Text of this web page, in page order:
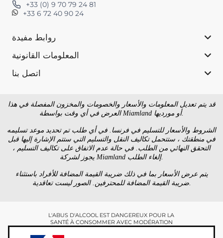
+33 (0) 9 70 79 24 81
+33 6 72 40 90 24
روابط مفيدة
المعلومات القانونية
اتصل بنا
قد يتم تعديل المعلومات والأسعار والخصومات والمخزون المفصلة في هذا
العرض في أي وقت بواسطة Miamland أو مورديها.
الشروط والأسعار للتسليم في فرنسا. في أي طلب تم تحديد موعد تسليمه
في منطقتك ، ستتحمل تكاليف النقل والتسليم التي ستتم الإشارة إليها قبل
التحقق النهائي من الطلب. في حالة عدم الاتفاق على تكاليف التسليم ،
يجوز لشركة Miamland إلغاء الطلب.
يتم عرض الأسعار بما في ذلك ضريبة القيمة المضافة للأفراد باستثناء
ضريبة القيمة المضافة للمحترفين. الصور ليست تعاقدية.
L'ABUS D'ALCOOL EST DANGEREUX POUR LA
SANTÉ À CONSOMMER AVEC MODÉRATION